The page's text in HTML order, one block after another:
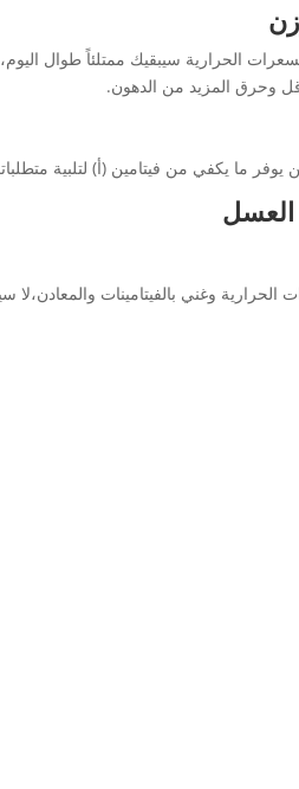
الحرارية سيبقيك ممتلئاً طوال
وحرق المزيد من الدهون.
يوفر ما يكفي من فيتامين (أ) لتلبية
العسل
وغني بالفيتامينات والمعادن،لا